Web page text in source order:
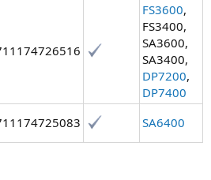
FS3600,
FS3400,
SA3600,
SA3400,
DP7200,
DP7400
SA6400